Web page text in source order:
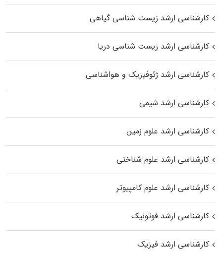
کارشناسی ارشد زیست‌ شناسی گیاهی
کارشناسی ارشد زیست‌ شناسی دریا
کارشناسی ارشد ژئوفیزیک و هواشناسی
کارشناسی ارشد شیمی
کارشناسی ارشد علوم زمین
کارشناسی ارشد علوم شناختی
کارشناسی ارشد علوم کامپیوتر
کارشناسی ارشد فوتونیک
کارشناسی ارشد فیزیک